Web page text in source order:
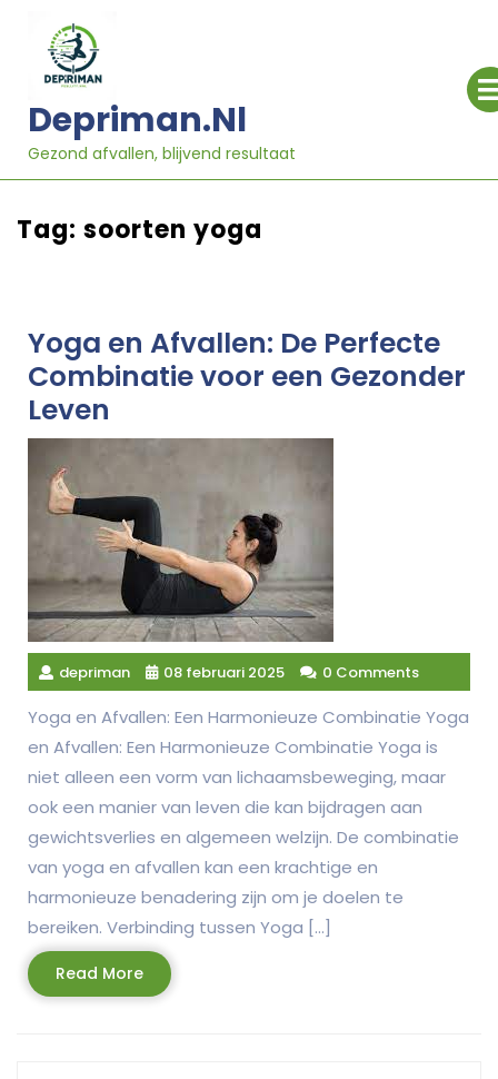
inhoud
Depriman.nl
Gezond afvallen, blijvend resultaat
Tag: soorten yoga
Yoga en Afvallen: De Perfecte
Combinatie voor een Gezonder
Leven
depriman 08 februari 2025 0 Comments
Yoga en Afvallen: Een Harmonieuze Combinatie Yoga
en Afvallen: Een Harmonieuze Combinatie Yoga is
niet alleen een vorm van lichaamsbeweging, maar
ook een manier van leven die kan bijdragen aan
gewichtsverlies en algemeen welzijn. De combinatie
van yoga en afvallen kan een krachtige en
harmonieuze benadering zijn om je doelen te
bereiken. Verbinding tussen Yoga […]
Read MoreRead
More